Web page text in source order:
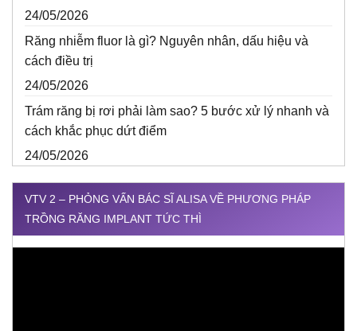
24/05/2026
Răng nhiễm fluor là gì? Nguyên nhân, dấu hiệu và
cách điều trị
24/05/2026
Trám răng bị rơi phải làm sao? 5 bước xử lý nhanh và
cách khắc phục dứt điểm
24/05/2026
VTV 2 – PHỎNG VẤN BÁC SĨ ALISA VỀ PHƯƠNG PHÁP
TRỒNG RĂNG IMPLANT TỨC THÌ